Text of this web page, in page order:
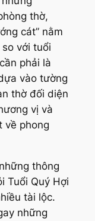
thờ,
cát” nằm
với tuổi
phải là
vào tường
thờ đối diện
vị và
về phong
thông
Tuổi Quý Hợi
tài lộc.
những